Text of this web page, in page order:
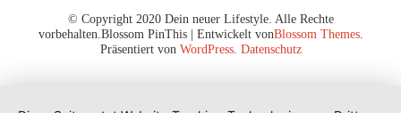
© Copyright 2020 Dein neuer Lifestyle. Alle Rechte
vorbehalten.Blossom PinThis | Entwickelt vonBlossom Themes.
Präsentiert von WordPress. Datenschutz